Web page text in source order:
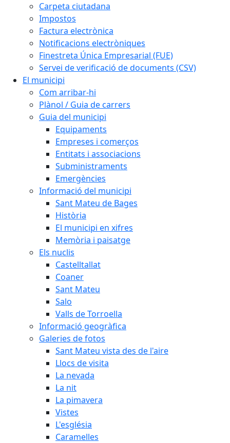
Carpeta ciutadana
Impostos
Factura electrònica
Notificacions electròniques
Finestreta Única Empresarial (FUE)
Servei de verificació de documents (CSV)
El municipi
Com arribar-hi
Plànol / Guia de carrers
Guia del municipi
Equipaments
Empreses i comerços
Entitats i associacions
Subministraments
Emergències
Informació del municipi
Sant Mateu de Bages
Història
El municipi en xifres
Memòria i paisatge
Els nuclis
Castelltallat
Coaner
Sant Mateu
Salo
Valls de Torroella
Informació geogràfica
Galeries de fotos
Sant Mateu vista des de l'aire
Llocs de visita
La nevada
La nit
La pimavera
Vistes
L'església
Caramelles